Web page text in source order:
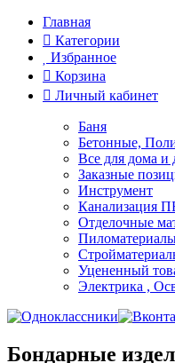
Главная
Категории
Избранное
Корзина
Личный кабинет
Баня
Бетонные,
Все для дома и
Заказные
Инструмент
Канализация
Отделочные
Уцененный
Электрика ,
Бондарные